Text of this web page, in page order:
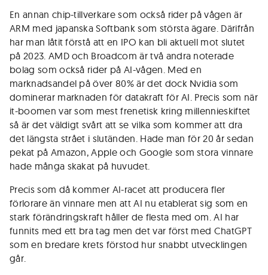
En annan chip-tillverkare som också rider på vågen är
ARM med japanska Softbank som största ägare. Därifrån
har man låtit förstå att en IPO kan bli aktuell mot slutet
på 2023. AMD och Broadcom är två andra noterade
bolag som också rider på AI-vågen. Med en
marknadsandel på över 80% är det dock Nvidia som
dominerar marknaden för datakraft för AI. Precis som när
it-boomen var som mest frenetisk kring millennieskiftet
så är det väldigt svårt att se vilka som kommer att dra
det längsta strået i slutänden. Hade man för 20 år sedan
pekat på Amazon, Apple och Google som stora vinnare
hade många skakat på huvudet.
Precis som då kommer AI-racet att producera fler
förlorare än vinnare men att AI nu etablerat sig som en
stark förändringskraft håller de flesta med om. AI har
funnits med ett bra tag men det var först med ChatGPT
som en bredare krets förstod hur snabbt utvecklingen
går.